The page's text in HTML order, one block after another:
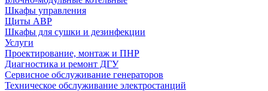
Шкафы управления
Щиты АВР
Шкафы для сушки и дезинфекции
Услуги
Проектирование, монтаж и ПНР
Диагностика и ремонт ДГУ
Сервисное обслуживание генераторов
Техническое обслуживание электростанций